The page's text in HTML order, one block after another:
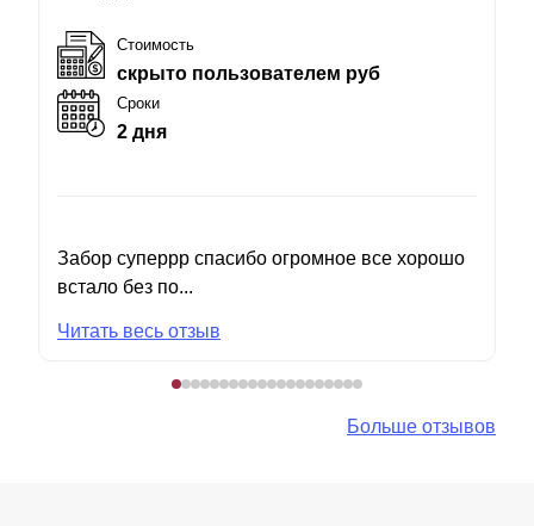
Стоимость
скрыто пользователем руб
Сроки
2 дня
Забор суперрр спасибо огромное все хорошо
встало без по...
Читать весь отзыв
Больше отзывов